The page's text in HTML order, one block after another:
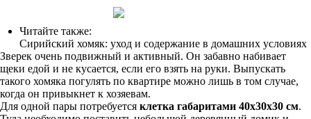
Читайте также:
Сирийский хомяк: уход и содержание в домашних условиях
Зверек очень подвижный и активный. Он забавно набивает
щеки едой и не кусается, если его взять на руки. Выпускать
такого хомяка погулять по квартире можно лишь в том случае,
когда он привыкнет к хозяевам.
Для одной пары потребуется клетка габаритами 40х30х30 см.